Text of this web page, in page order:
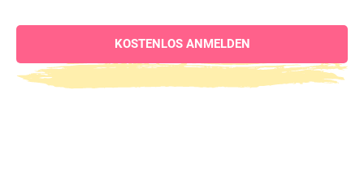
KOSTENLOS ANMELDEN